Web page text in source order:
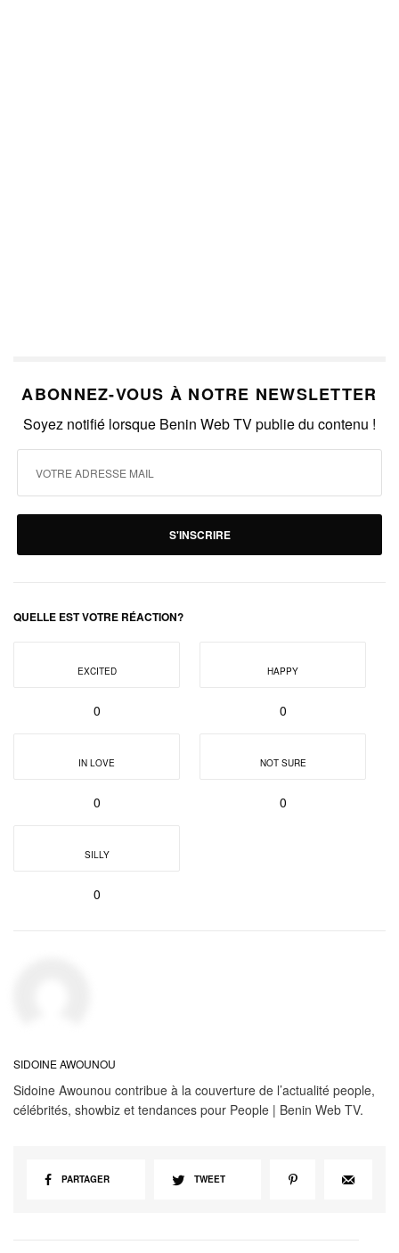
ABONNEZ-VOUS À NOTRE NEWSLETTER
Soyez notifié lorsque Benin Web TV publie du contenu !
S'INSCRIRE
QUELLE EST VOTRE RÉACTION?
EXCITED
0
HAPPY
0
IN LOVE
0
NOT SURE
0
SILLY
0
SIDOINE AWOUNOU
Sidoine Awounou contribue à la couverture de l’actualité people,
célébrités, showbiz et tendances pour People | Benin Web TV.
PARTAGER TWEET